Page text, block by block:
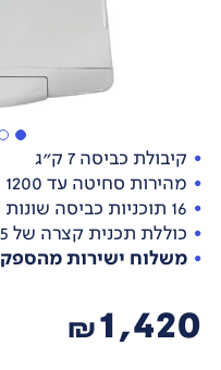
קיבולת כביסה 7 ק"ג
מהירות סחיטה עד 1200 סל"ד
16 תוכניות כביסה שונות לבחירה
כוללת תכנית קצרה של 15 דקות
משלוח ישירות מהספק
1,420
₪